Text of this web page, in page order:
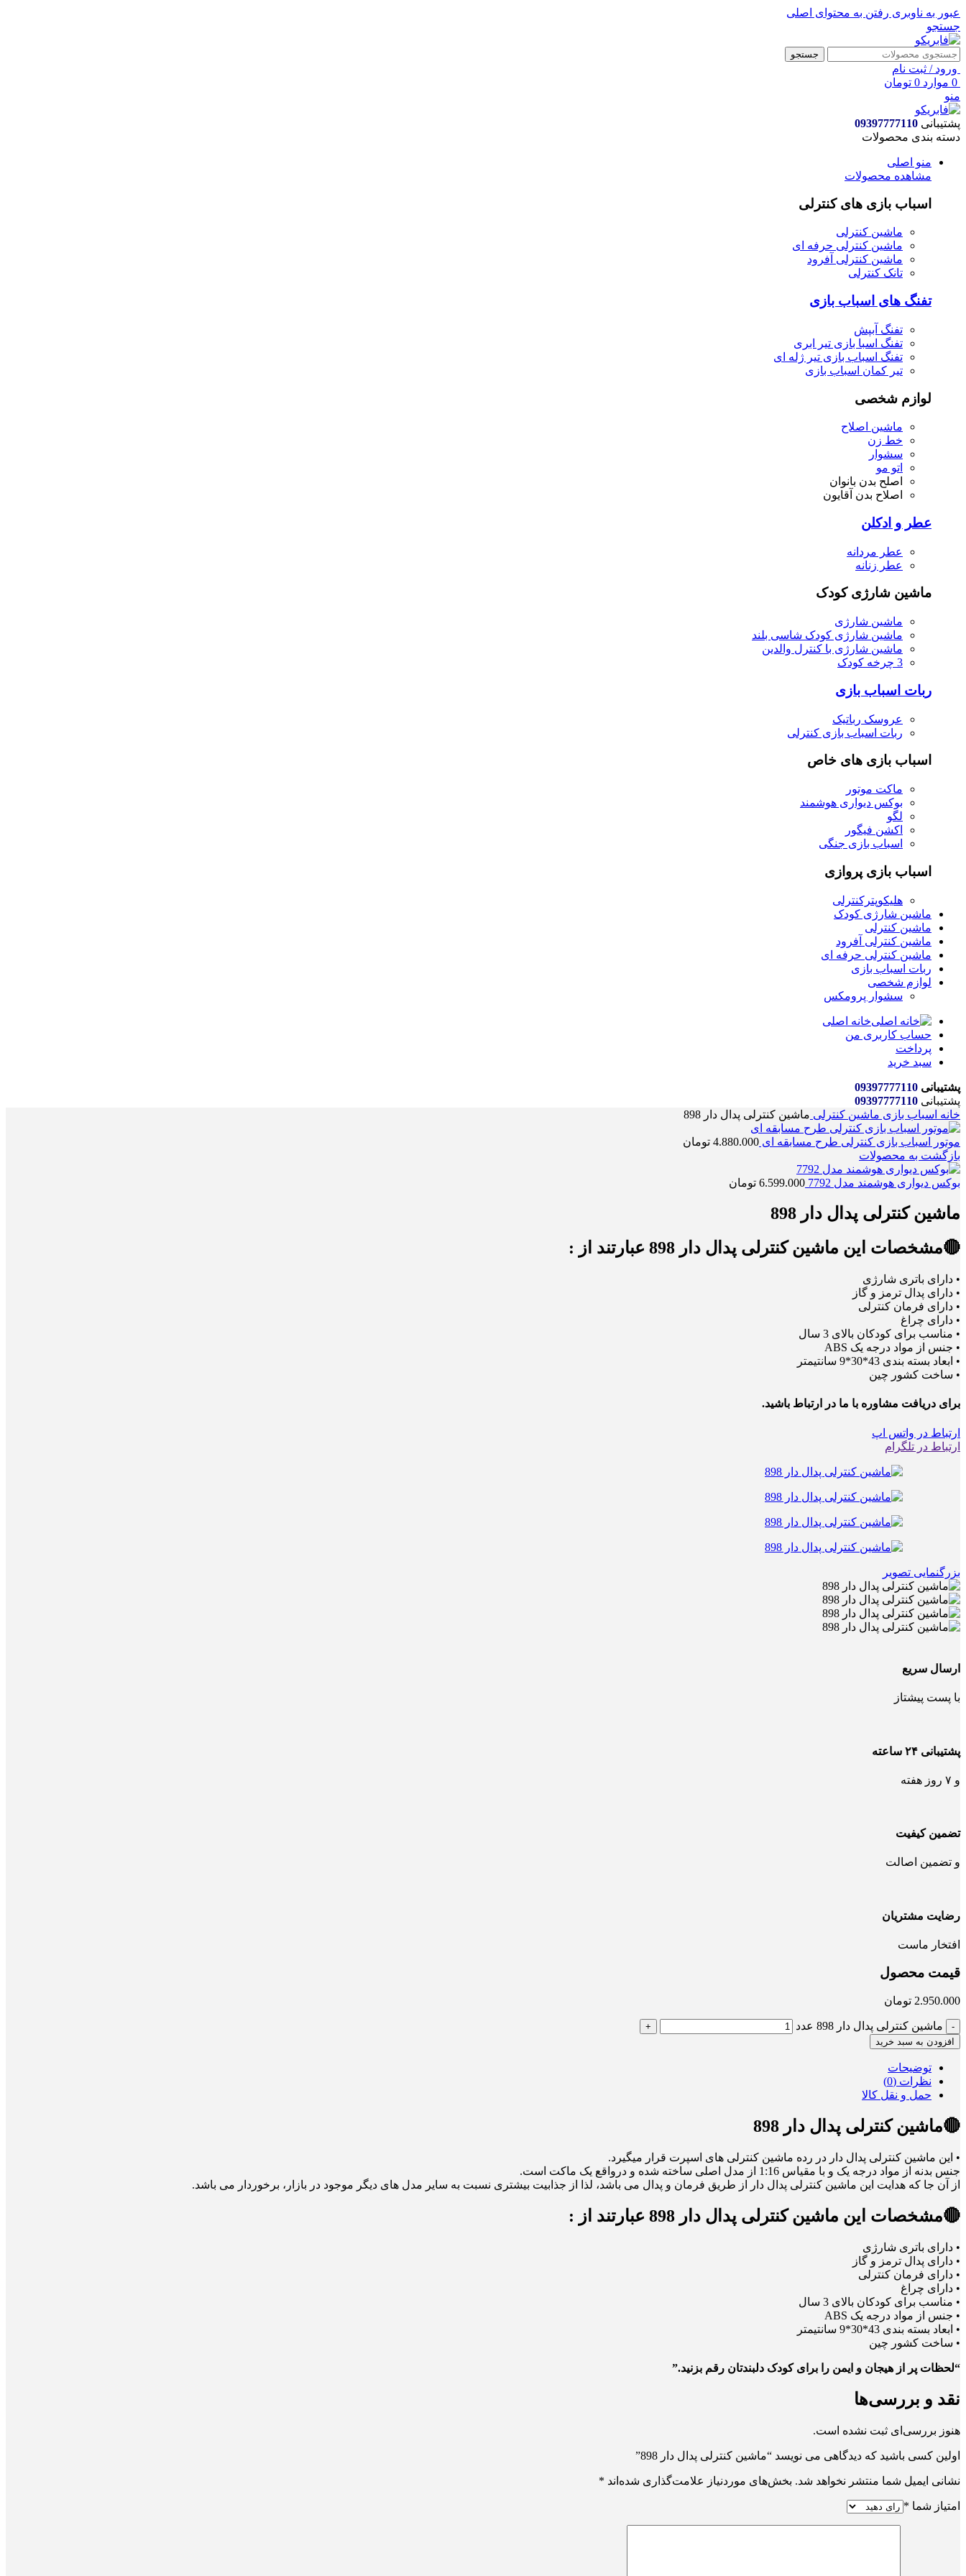
عبور به ناوبری رفتن به محتوای اصلی
جستجو
جستجو
ورود / ثبت نام
0 موارد 0 تومان
منو
پشتیبانی 09397777110
دسته بندی محصولات
منو اصلی
مشاهده محصولات
اسباب بازی های کنترلی
ماشین کنترلی
ماشین کنترلی حرفه ای
ماشین کنترلی آفرود
تانک کنترلی
تفنگ های اسباب بازی
تفنگ آبپش
تفنگ اسبا بازی تیر ابری
تفنگ اسباب بازی تیر ژله ای
تیر کمان اسباب بازی
لوازم شخصی
ماشین اصلاح
خط زن
سشوار
اتو مو
اصلح بدن بانوان
اصلاح بدن آقایون
عطر و ادکلن
عطر مردانه
عطر زنانه
ماشین شارژی کودک
ماشین شارژی
ماشین شارژی کودک شاسی بلند
ماشین شارژی با کنترل والدین
3 چرخه کودک
ربات اسباب بازی
عروسک رباتیک
ربات اسباب بازی کنترلی
اسباب بازی های خاص
ماکت موتور
بوکس دیواری هوشمند
لگو
اکشن فیگور
اسباب بازی جنگی
اسباب بازی پروازی
هلیکوپترکنترلی
ماشین شارژی کودک
ماشین کنترلی
ماشین کنترلی آفرود
ماشین کنترلی حرفه ای
ربات اسباب بازی
لوازم شخصی
سشوار پرومکس
خانه اصلی
حساب کاربری من
پرداخت
سبد خرید
پشتیبانی 09397777110
پشتیبانی 09397777110
خانه اسباب بازی ماشین کنترلی ماشین کنترلی پدال دار 898
موتور اسباب بازی کنترلی طرح مسابقه ای 4.880.000 تومان
بازگشت به محصولات
بوکس دیواری هوشمند مدل 7792 6.599.000 تومان
ماشین کنترلی پدال دار 898
🔴مشخصات این ماشین کنترلی پدال دار 898 عبارتند از :
• دارای باتری شارژی
• دارای پدال ترمز و گاز
• دارای فرمان کنترلی
• دارای چراغ
• مناسب برای کودکان بالای 3 سال
• جنس از مواد درجه یک ABS
• ابعاد بسته بندی 43*30*9 سانتیمتر
• ساخت کشور چین
برای دریافت مشاوره با ما در ارتباط باشید.
ارتباط در واتس اپ
ارتباط در تلگرام
بزرگنمایی تصویر
ارسال سریع
با پست پیشتاز
پشتیبانی ۲۴ ساعته
و ۷ روز هفته
تضمین کیفیت
و تضمین اصالت
رضایت مشتریان
افتخار ماست
قیمت محصول
2.950.000 تومان
ماشین کنترلی پدال دار 898 عدد
افزودن به سبد خرید
توضیحات
نظرات (0)
حمل و نقل کالا
🔴ماشین کنترلی پدال دار 898
• این ماشین کنترلی پدال دار در رده ماشین کنترلی های اسپرت قرار میگیرد.
جنس بدنه از مواد درجه یک و با مقیاس 1:16 از مدل اصلی ساخته ‌شده و درواقع یک ماکت است.
از آن جا که هدایت این ماشین کنترلی پدال دار از طریق فرمان و پدال می باشد، لذا از جذابیت بیشتری نسبت به سایر مدل های دیگر موجود در بازار، برخوردار می باشد.
🔴مشخصات این ماشین کنترلی پدال دار 898 عبارتند از :
• دارای باتری شارژی
• دارای پدال ترمز و گاز
• دارای فرمان کنترلی
• دارای چراغ
• مناسب برای کودکان بالای 3 سال
• جنس از مواد درجه یک ABS
• ابعاد بسته بندی 43*30*9 سانتیمتر
• ساخت کشور چین
“لحظات پر از هیجان و ایمن را برای کودک دلبندتان رقم بزنید.”
نقد و بررسی‌ها
هنوز بررسی‌ای ثبت نشده است.
اولین کسی باشید که دیدگاهی می نویسد “ماشین کنترلی پدال دار 898”
نشانی ایمیل شما منتشر نخواهد شد. بخش‌های موردنیاز علامت‌گذاری شده‌اند *
امتیاز شما *